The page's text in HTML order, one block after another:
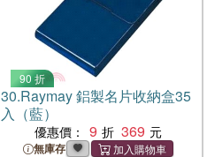
90 折
30.Raymay 鋁製名片收納盒35
入（藍）
優惠價： 9 369
無庫存